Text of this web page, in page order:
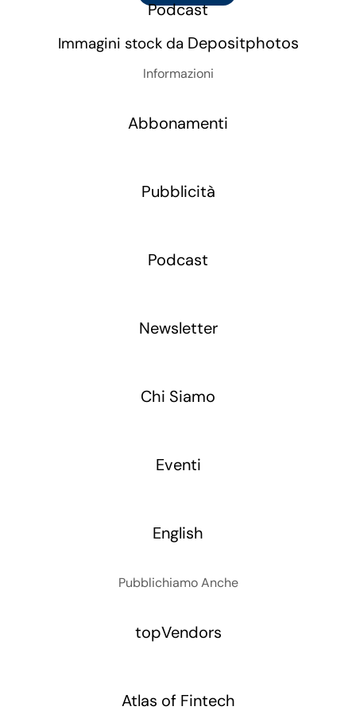
Podcast
Immagini stock da Depositphotos
Informazioni
Abbonamenti
Pubblicità
Podcast
Newsletter
Chi Siamo
Eventi
English
Pubblichiamo Anche
topVendors
Atlas of Fintech